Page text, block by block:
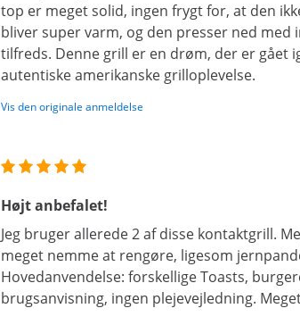
top er meget solid, ingen frygt for, at den
bliver super varm, og den presser ned
tilfreds. Denne grill er en drøm, der er
autentiske amerikanske grilloplevelse.
Vis den originale anmeldelse
Højt anbefalet!
Jeg bruger allerede 2 af disse kontaktgrill.
meget nemme at rengøre, ligesom
Hovedanvendelse: forskellige Toasts,
brugsanvisning, ingen plejevejledning.